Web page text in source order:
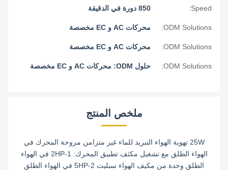
Speed:
ODM Solutions: محركات AC و EC مخصصة
ODM Solutions: محركات AC و EC مخصصة
ODM Solutions: حلول ODM: محركات AC و EC مخصصة
ملخص المنتج
25W تهوية الهواء التبريد للماء غير متزامن مروحة المحرك في
الهواء الطلق مع تشغيل مكثف تطبيق المحرك: 1-2HP في الهواء
الطلق وحدة من مكيف الهواء سبليت 2-5HP في الهواء الطلق